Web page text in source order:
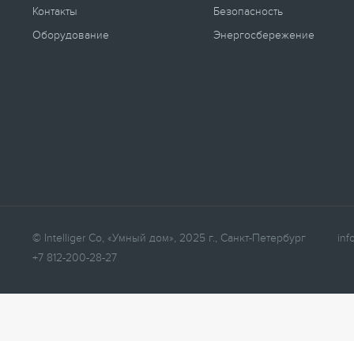
Контакты
Оборудование
Безопасность
Энергосбережение
© Intelliger Co, «Умный дом», 2025 г., Санкт-Петербург
+7 812-200-28-27